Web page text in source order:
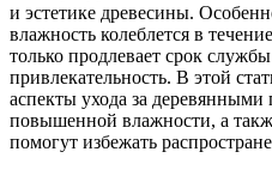
и эстетике древесины.
влажность колеблется в
только продлевает срок
привлекательность. В этой
аспекты ухода за деревянными
повышенной влажности, а
помогут избежать